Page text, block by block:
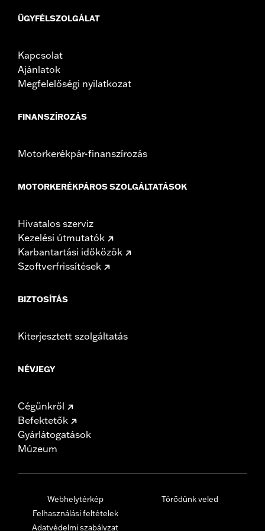
ÜGYFÉLSZOLGÁLAT
Kapcsolat
Ajánlatok
Megfelelőségi nyilatkozat
FINANSZÍROZÁS
Motorkerékpár-finanszírozás
MOTORKERÉKPÁROS SZOLGÁLTATÁSOK
Hivatalos szerviz
Kezelési útmutatók
Karbantartási időközök
Szoftverfrissítések
BIZTOSÍTÁS
Kiterjesztett szolgáltatás
NÉVJEGY
Cégünkről
Befektetők
Gyárlátogatások
Múzeum
Webhelytérkép
Felhasználási feltételek
Adatvédelmi szabályzat
Törődünk veled